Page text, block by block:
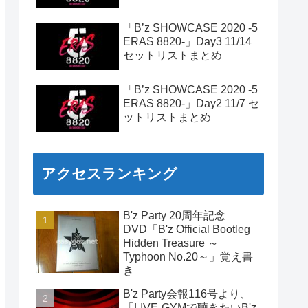
「B’z SHOWCASE 2020 -5
ERAS 8820-」Day3 11/14
セットリストまとめ
「B’z SHOWCASE 2020 -5
ERAS 8820-」Day2 11/7 セ
ットリストまとめ
アクセスランキング
B'z Party 20周年記念
DVD「B'z Official Bootleg
Hidden Treasure ～
Typhoon No.20～」覚え書
き
B'z Party会報116号より、